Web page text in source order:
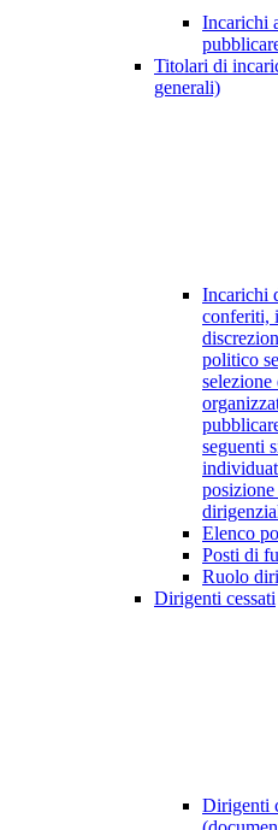
Incarichi
Titolari di
generali)
Incarichi
conferiti,
politico
seguenti
Elenco
Posti di
Ruolo
Dirigenti cessati
Dirigenti